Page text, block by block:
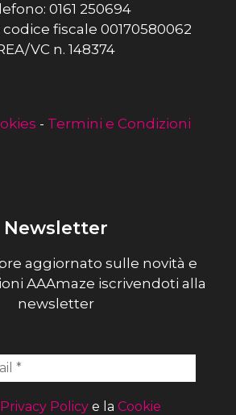
0161 250694
codice fiscale 00170580062
VC n. 148374
- Termini e Condizioni
Newsletter
aggiornato sulle novità e
AAAmaze iscrivendoti alla
newsletter
Privacy Policy e la Cookie